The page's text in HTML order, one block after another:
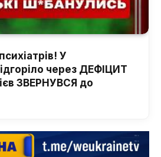
У
через ДЕФІЦИТ
ЗВЕРНУВСЯ до